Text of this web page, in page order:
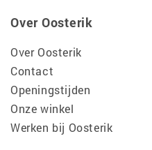
Over Oosterik
Over Oosterik
Contact
Openingstijden
Onze winkel
Werken bij Oosterik